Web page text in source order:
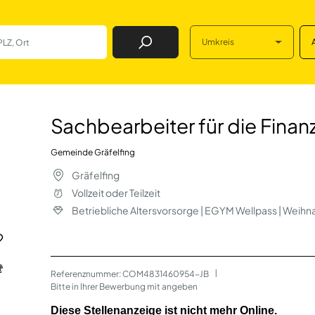
Job Finden Umkreis
die
Sachbearbeiter für die
Gemeinde Gräfelfing
Gräfelfing
Vollzeit oder Teilzeit
Betriebliche Altersvorsorge | EGYM Wellpass |
Referenznummer: COM4831460954-JB
Bitte in Ihrer Bewerbung mit angeben